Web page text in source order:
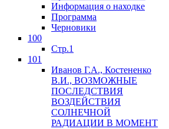
Информация о находке
Программа
Черновики
100
Стр.1
101
Иванов Г.А., Костененко
В.И., ВОЗМОЖНЫЕ
ПОСЛЕДСТВИЯ
ВОЗДЕЙСТВИЯ
СОЛНЕЧНОЙ
РАДИАЦИИ В МОМЕНТ